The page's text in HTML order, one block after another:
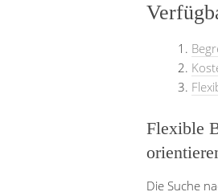
Flexible
Die Suche